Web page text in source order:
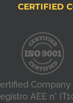
CERTIFIED
Company
AEE n°